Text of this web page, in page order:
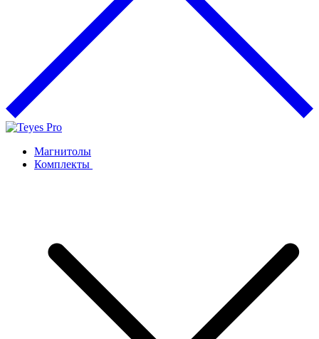
Магнитолы
Комплекты